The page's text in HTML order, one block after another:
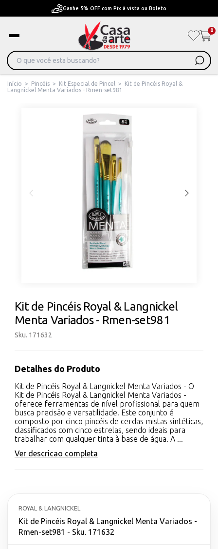
Ganhe 5% OFF com Pix à vista ou Boleto
0
Início > Pincéis > Kit Especial de Pincel >
Kit de Pincéis Royal &
Langnickel Menta Variados - Rmen-set981
Kit de Pincéis Royal & Langnickel
Menta Variados - Rmen-set981
Sku. 171632
Detalhes do Produto
Kit de Pincéis Royal & Langnickel Menta Variados - O
Kit de Pincéis Royal & Langnickel Menta Variados -
oferece ferramentas de nível profissional para quem
busca precisão e versatilidade. Este conjunto é
composto por cinco pincéis de cerdas mistas sintéticas,
classificados com cinco estrelas, sendo ideais para
trabalhar com qualquer tinta à base de água. A ...
Ver descricao completa
ROYAL & LANGNICKEL
Kit de Pincéis Royal & Langnickel Menta Variados -
Rmen-set981 - Sku. 171632